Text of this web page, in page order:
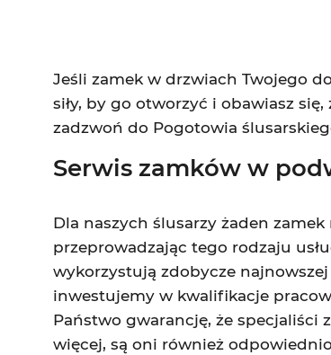
Jeśli zamek w drzwiach Twojego
siły, by go otworzyć i obawiasz
zadzwoń do Pogotowia
Serwis zamków w
Dla naszych ślusarzy żaden
przeprowadzając tego rodzaju
wykorzystują zdobycze
inwestujemy w kwalifikacje
Państwo gwarancję, że specjaliści
więcej, są oni również